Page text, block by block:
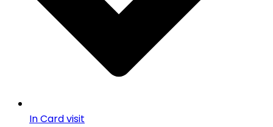
In Card visit